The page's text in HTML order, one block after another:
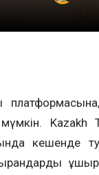
кешенде
ұшыру